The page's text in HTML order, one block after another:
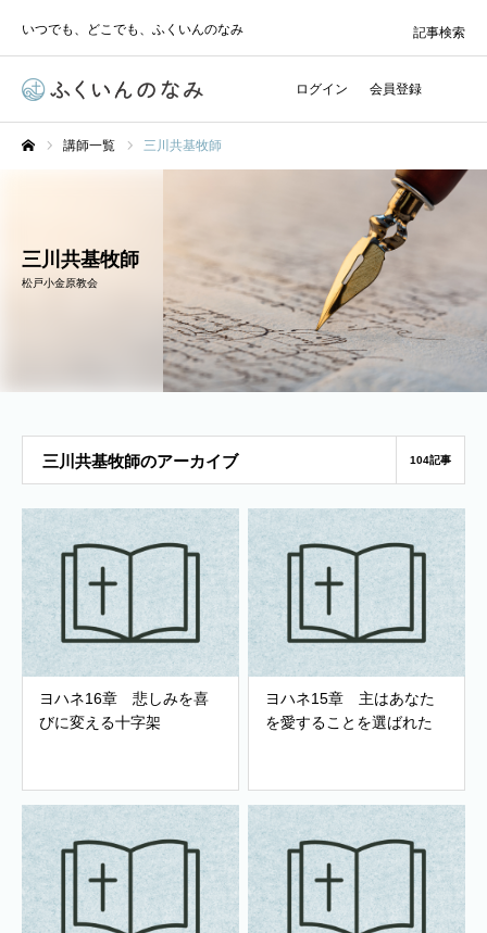
いつでも、どこでも、ふくいんのなみ
ログイン 会員登録
記事検索
講師一覧 三川共基牧師
三川共基牧師
松戸小金原教会
三川共基牧師のアーカイブ 104記事
ヨハネ16章 悲しみを喜
びに変える十字架
ヨハネ15章 主はあなた
を愛することを選ばれた